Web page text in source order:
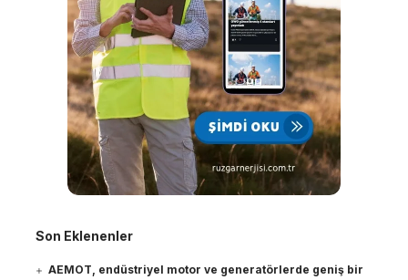
Son Eklenenler
AEMOT, endüstriyel motor ve generatörlerde geniş bir